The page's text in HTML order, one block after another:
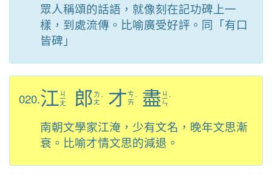
眾人稱頌的話語，就像刻在記功碑上一
樣，到處流傳。比喻廣受好評。同「有口
皆碑」
020.江 ㄐ
ㄧ
ㄤ 郎 ㄌ
ㄤ ˊ 才ㄘ
ㄞ ˊ 盡 ㄐ
ㄧ
ㄣ
ˋ
南朝文學家江淹，少有文名，晚年文思漸
衰。比喻才情文思的減退。